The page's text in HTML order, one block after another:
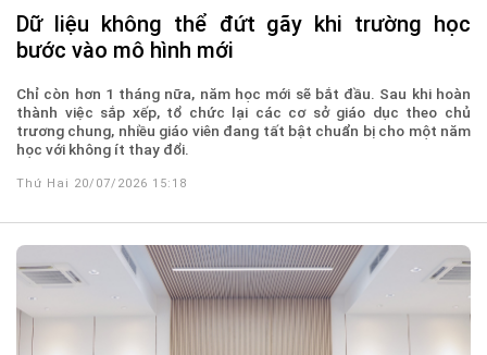
Dữ liệu không thể đứt gãy khi trường học
bước vào mô hình mới
Chỉ còn hơn 1 tháng nữa, năm học mới sẽ bắt đầu. Sau khi hoàn
thành việc sắp xếp, tổ chức lại các cơ sở giáo dục theo chủ
trương chung, nhiều giáo viên đang tất bật chuẩn bị cho một năm
học với không ít thay đổi.
Thứ Hai 20/07/2026 15:18